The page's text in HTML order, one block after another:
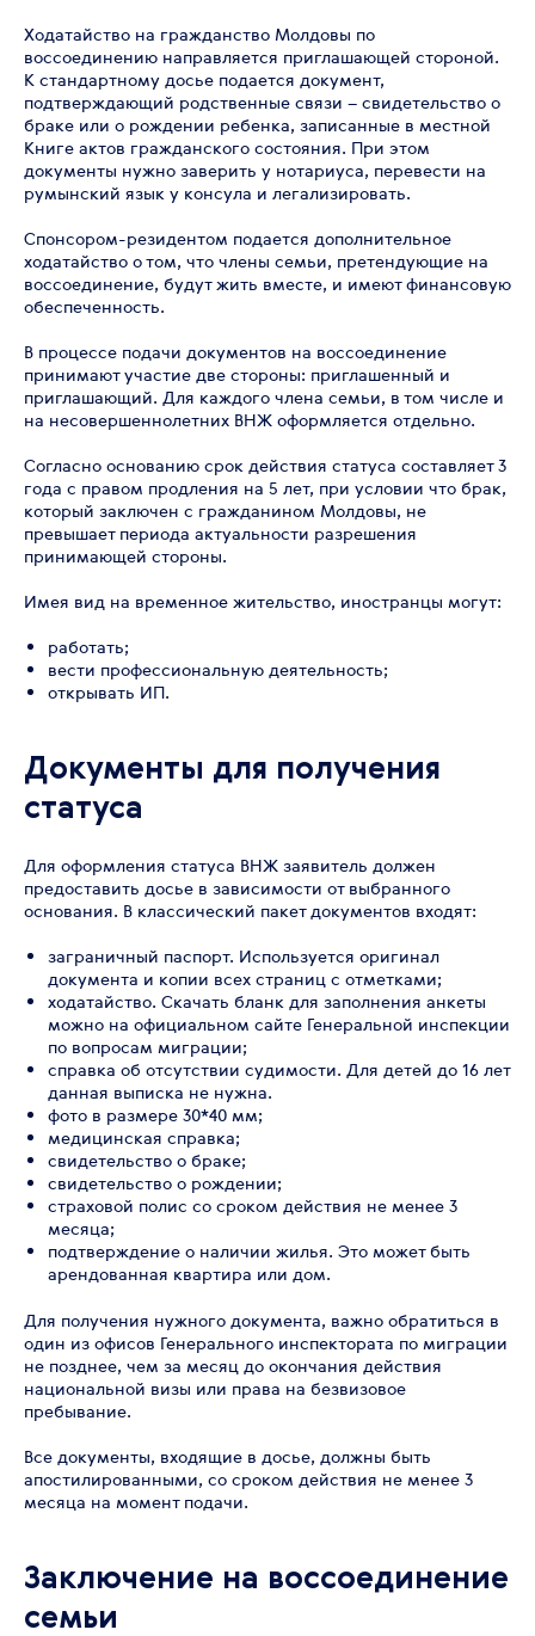
Ходатайство на гражданство Молдовы по
воссоединению направляется приглашающей стороной.
К стандартному досье подается документ,
подтверждающий родственные связи – свидетельство о
браке или о рождении ребенка, записанные в местной
Книге актов гражданского состояния. При этом
документы нужно заверить у нотариуса, перевести на
румынский язык у консула и легализировать.
Спонсором-резидентом подается дополнительное
ходатайство о том, что члены семьи, претендующие на
воссоединение, будут жить вместе, и имеют финансовую
обеспеченность.
В процессе подачи документов на воссоединение
принимают участие две стороны: приглашенный и
приглашающий. Для каждого члена семьи, в том числе и
на несовершеннолетних ВНЖ оформляется отдельно.
Согласно основанию срок действия статуса составляет 3
года с правом продления на 5 лет, при условии что брак,
который заключен с гражданином Молдовы, не
превышает периода актуальности разрешения
принимающей стороны.
Имея вид на временное жительство, иностранцы могут:
работать;
вести профессиональную деятельность;
открывать ИП.
Документы для получения
статуса
Для оформления статуса ВНЖ заявитель должен
предоставить досье в зависимости от выбранного
основания. В классический пакет документов входят:
заграничный паспорт. Используется оригинал
документа и копии всех страниц с отметками;
ходатайство. Скачать бланк для заполнения анкеты
можно на официальном сайте Генеральной инспекции
по вопросам миграции;
справка об отсутствии судимости. Для детей до 16 лет
данная выписка не нужна.
фото в размере 30*40 мм;
медицинская справка;
свидетельство о браке;
свидетельство о рождении;
страховой полис со сроком действия не менее 3
месяца;
подтверждение о наличии жилья. Это может быть
арендованная квартира или дом.
Для получения нужного документа, важно обратиться в
один из офисов Генерального инспектората по миграции
не позднее, чем за месяц до окончания действия
национальной визы или права на безвизовое
пребывание.
Все документы, входящие в досье, должны быть
апостилированными, со сроком действия не менее 3
месяца на момент подачи.
Заключение на воссоединение
семьи